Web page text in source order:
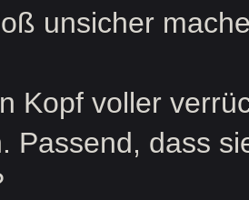
unsicher
Kopf voller
Passend, dass